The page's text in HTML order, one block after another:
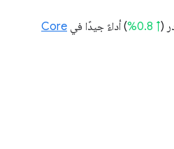
↑ 0.8% ) أداءً جيدًا في Core